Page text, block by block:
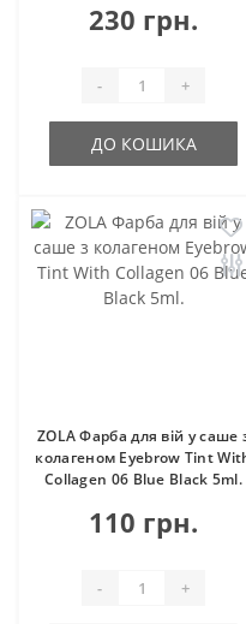
230 грн.
- +
ДО КОШИКА
ZOLA Фарба для вій у саше
колагеном Eyebrow Tint
Collagen 06 Blue Black 5ml.
110 грн.
- +